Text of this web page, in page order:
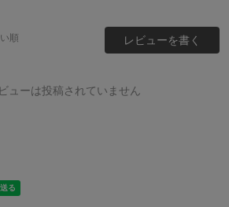
順 レビューを書く
ューは投稿されていません